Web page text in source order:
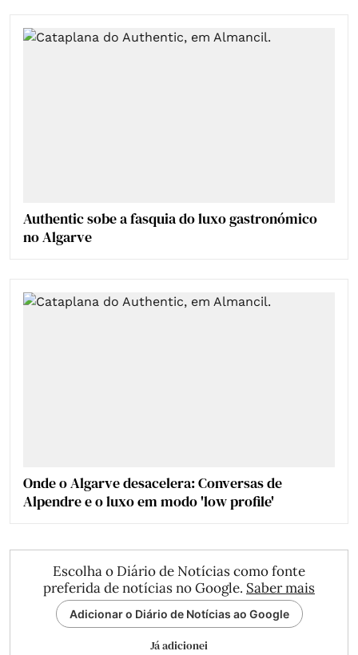
Authentic sobe a fasquia do luxo gastronómico
no Algarve
Onde o Algarve desacelera: Conversas de
Alpendre e o luxo em modo 'low profile'
Escolha o Diário de Notícias como fonte
preferida de notícias no Google. Saber mais
Adicionar o Diário de Notícias ao Google
Já adicionei